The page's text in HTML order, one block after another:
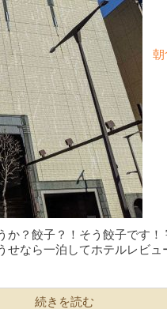
？餃子？！そう餃子です！
なら一泊してホテルレビ
続きを読む